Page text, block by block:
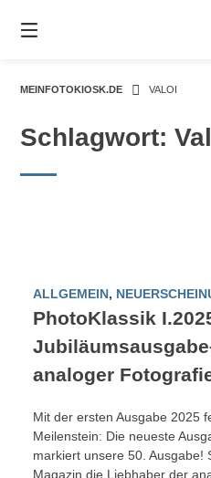
zum
MEINFOTOKIOSK.DE VALOI
Schlagwort:
ALLGEMEIN,
PhotoKlassik
analoger
Mit der ersten Ausgabe 2025
Meilenstein: Die neueste
markiert unsere 50. Ausgabe!
Magazin die Liebhaber der